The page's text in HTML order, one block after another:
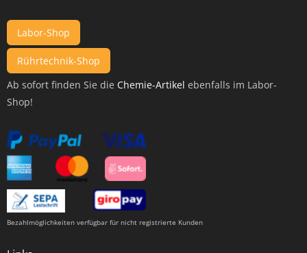
Labor-Shop
Rührtechnik-Shop
Ab sofort finden Sie die Chemie-Artikel ebenfalls im Labor-
Shop!
Bezahlmöglichkeiten verfügbar für nicht registrierte Kunden